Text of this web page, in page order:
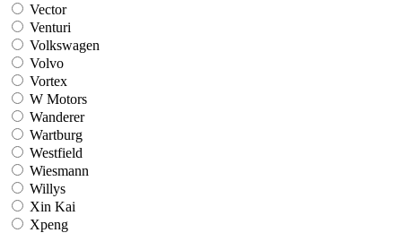
Vector
Venturi
Volkswagen
Volvo
Vortex
W Motors
Wanderer
Wartburg
Westfield
Wiesmann
Willys
Xin Kai
Xpeng